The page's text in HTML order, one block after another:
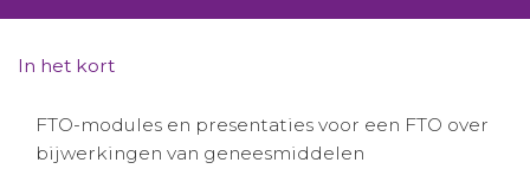
Contact
In het kort
FTO-modules en presentaties voor een FTO over
bijwerkingen van geneesmiddelen